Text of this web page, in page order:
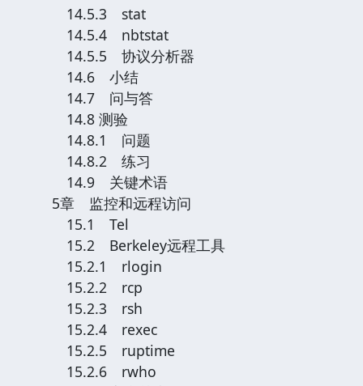
14.5.3 stat
14.5.4 nbtstat
14.5.5 协议分析器
14.6 小结
14.7 问与答
14.8 测验
14.8.1 问题
14.8.2 练习
14.9 关键术语
5章 监控和远程访问
15.1 Tel
15.2 Berkeley远程工具
15.2.1 rlogin
15.2.2 rcp
15.2.3 rsh
15.2.4 rexec
15.2.5 ruptime
15.2.6 rwho